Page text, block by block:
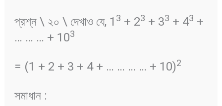
প্রশ্ন \ ২০ \ দেখাও যে, 1 3 + 23 + 33 + 43 +
… … … + 103
= (1 + 2 + 3 + 4 + … … … … + 10)2
সমাধান :